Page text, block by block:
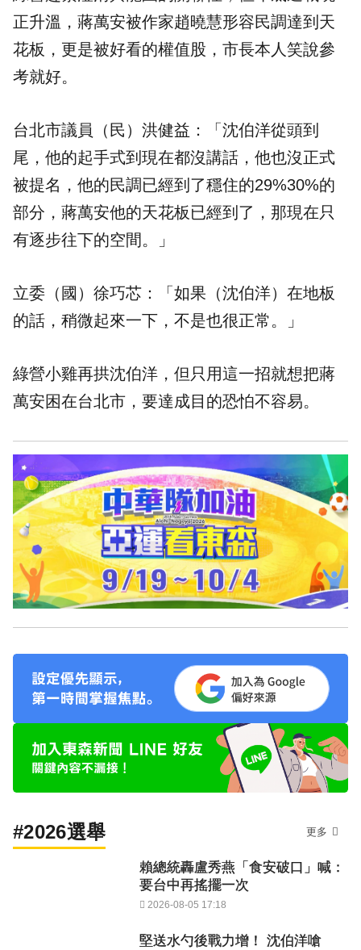
正升溫，蔣萬安被作家趙曉慧形容民調達到天
花板，更是被好看的權值股，市長本人笑說參
考就好。
台北市議員（民）洪健益：「沈伯洋從頭到
尾，他的起手式到現在都沒講話，他也沒正式
被提名，他的民調已經到了穩住的29%30%的
部分，蔣萬安他的天花板已經到了，那現在只
有逐步往下的空間。」
立委（國）徐巧芯：「如果（沈伯洋）在地板
的話，稍微起來一下，不是也很正常。」
綠營小雞再拱沈伯洋，但只用這一招就想把蔣
萬安困在台北市，要達成目的恐怕不容易。
#2026選舉 更多
賴總統轟盧秀燕「食安破口」喊：
要台中再搖擺一次
2026-08-05 17:18
堅送水勺後戰力增！ 沈伯洋嗆